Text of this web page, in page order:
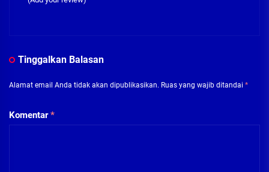
Tinggalkan Balasan
Alamat email Anda tidak akan dipublikasikan. Ruas yang wajib ditandai *
Komentar*